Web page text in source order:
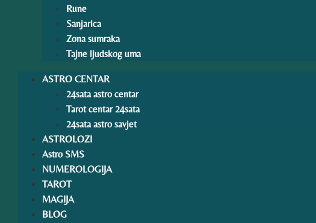
Rune
Sanjarica
Zona sumraka
Tajne ljudskog uma
ASTRO CENTAR
24sata astro centar
Tarot centar 24sata
24sata astro savjet
ASTROLOZI
Astro SMS
NUMEROLOGIJA
TAROT
MAGIJA
BLOG